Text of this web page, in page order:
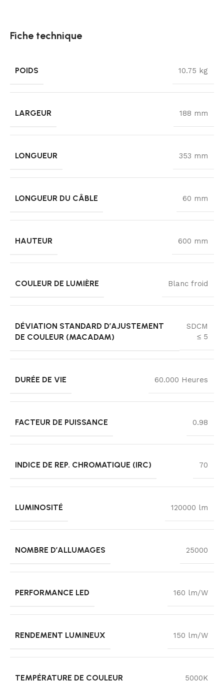
Fiche technique
POIDS 10.75 kg
LARGEUR 188 mm
LONGUEUR 353 mm
LONGUEUR DU CÂBLE 60 mm
HAUTEUR 600 mm
COULEUR DE LUMIÈRE Blanc froid
DÉVIATION STANDARD D’AJUSTEMENT
DE COULEUR (MACADAM)
SDCM
≤ 5
DURÉE DE VIE 60.000 Heures
FACTEUR DE PUISSANCE 0.98
INDICE DE REP. CHROMATIQUE (IRC) 70
LUMINOSITÉ 120000 lm
NOMBRE D’ALLUMAGES 25000
PERFORMANCE LED 160 lm/W
RENDEMENT LUMINEUX 150 lm/W
TEMPÉRATURE DE COULEUR 5000K